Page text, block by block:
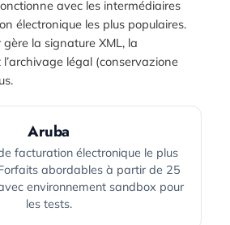
avec les intermédiaires
électronique les plus populaires.
la signature XML, la
légal (conservazione
Aruba
facturation électronique le plus
abordables à partir de 25
environnement sandbox pour
les tests.